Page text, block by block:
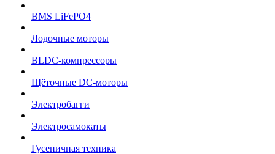
BMS LiFePO4
Лодочные моторы
BLDC-компрессоры
Щёточные DC-моторы
Электробагги
Электросамокаты
Гусеничная техника